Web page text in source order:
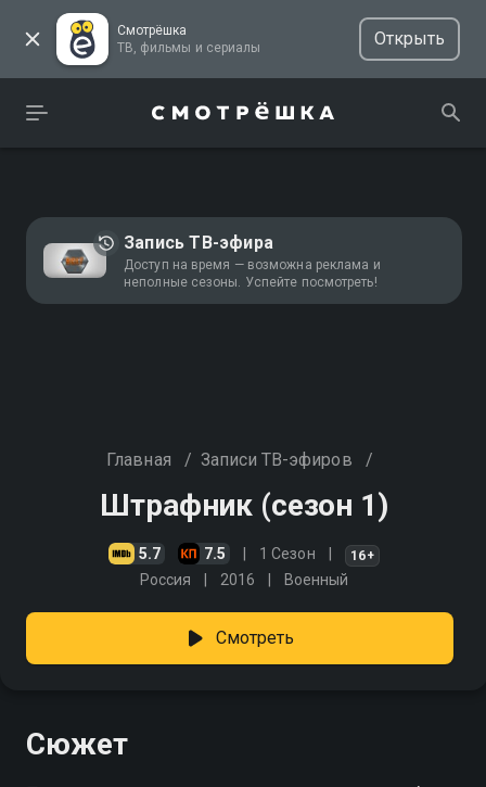
Смотрёшка
ТВ, фильмы и сериалы
Открыть
Запись ТВ-эфира
Доступ на время — возможна реклама и
неполные сезоны. Успейте посмотреть!
Главная / Записи ТВ-эфиров /
Штрафник (сезон 1)
5.7 7.5 1 Сезон 16+
Россия 2016 Военный
Смотреть
Сюжет